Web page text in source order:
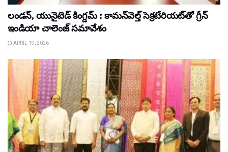
లండన్, యునైటెడ్ కింగ్డమ్ : కామన్‌వెల్త్ సెక్రటేరియట్‌తో గ్రీన్
ఇండియా చాలెంజ్ సమావేశం
APRIL 19, 2026